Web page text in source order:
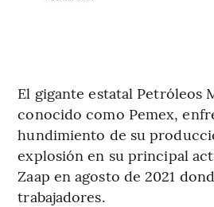
El gigante estatal Petróleos
conocido como Pemex,
hundimiento de su
explosión en su principal
Zaap en agosto de 2021
trabajadores.